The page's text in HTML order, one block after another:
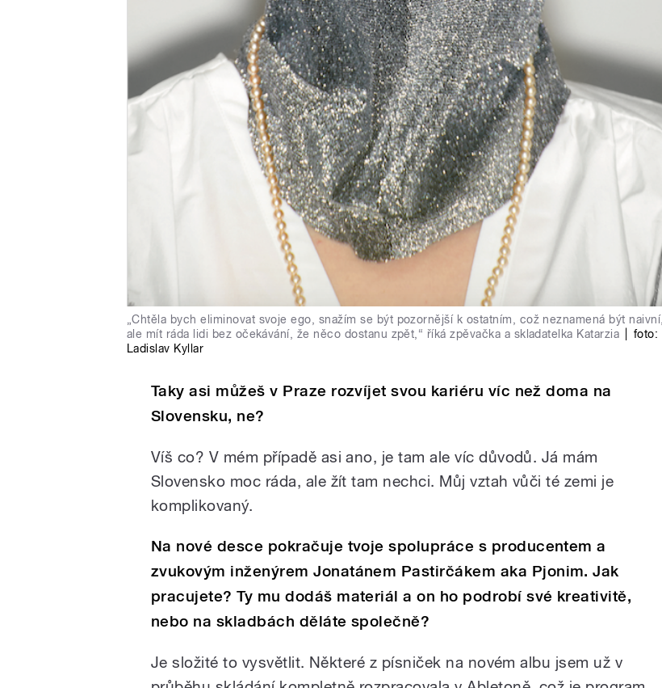
„Chtěla bych eliminovat svoje ego, snažím se být pozornější k ostatním, což neznamená být naivní,
ale mít ráda lidi bez očekávání, že něco dostanu zpět,“ říká zpěvačka a skladatelka Katarzia
foto:
Ladislav Kyllar
Taky asi můžeš v Praze rozvíjet svou kariéru víc než doma na
Slovensku, ne?
Víš co? V mém případě asi ano, je tam ale víc důvodů. Já mám
Slovensko moc ráda, ale žít tam nechci. Můj vztah vůči té zemi je
komplikovaný.
Na nové desce pokračuje tvoje spolupráce s producentem a
zvukovým inženýrem Jonatánem Pastirčákem aka Pjonim. Jak
pracujete? Ty mu dodáš materiál a on ho podrobí své kreativitě,
nebo na skladbách děláte společně?
Je složité to vysvětlit. Některé z písniček na novém albu jsem už v